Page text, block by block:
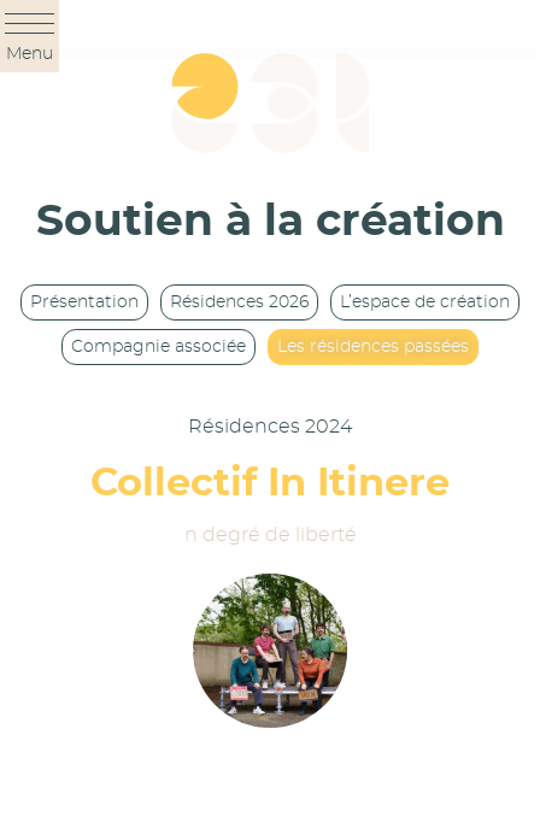
Panneau de gestion des cookies
Menu
Soutien à la création
Présentation Résidences 2026 L’espace de création
Compagnie associée Les résidences passées
Résidences 2024
Collectif In Itinere
n degré de liberté